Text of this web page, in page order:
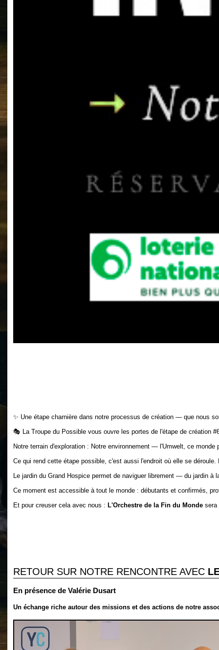
✨ Une étape charnière dans notre processus de création — que nous
🎭 La Troupe du Possible vous ouvre les portes de l'étape de création
Notre terrain d'exploration : Notre environnement — l'Umwelt, ce
Ce qui rend cette étape possible, c'est aussi l'endroit où elle se
Le jardin du Grand Hospice permet de naviguer librement — du jardin
Ce moment est accessible à tout le monde : débutants et confirmés,
Et pour creuser cela avec nous : L'Orchestre de la Fin du Monde sera
RETOUR SUR NOTRE RENCONTRE AVEC
En présence de Valérie Dusart
Un échange riche autour des missions et des actions de notre